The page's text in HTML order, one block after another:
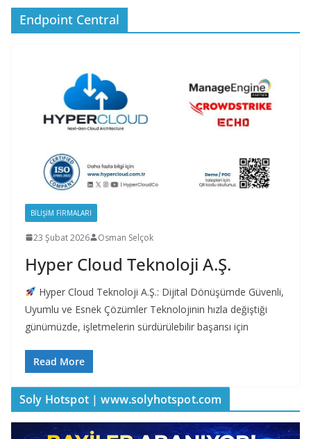
Endpoint Central
BILIŞIM FIRMALARI
23 Şubat 2026 Osman Selçok
Hyper Cloud Teknoloji A.Ş.
Hyper Cloud Teknoloji A.Ş.: Dijital Dönüşümde Güvenli,
Uyumlu ve Esnek Çözümler Teknolojinin hızla değiştiği
günümüzde, işletmelerin sürdürülebilir başarısı için
Read More
Soly Hotspot | www.solyhotspot.com